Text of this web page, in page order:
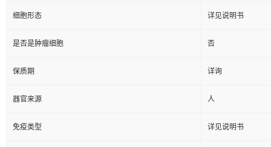
细胞形态 详见说明书
是否是肿瘤细胞 否
保质期 详询
器官来源 人
免疫类型 详见说明书